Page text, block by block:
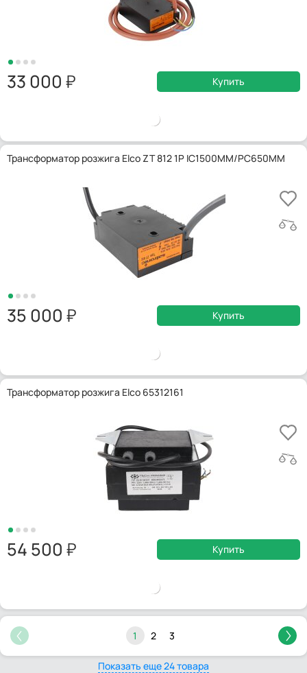
33 000 Купить
Трансформатор розжига Elco ZT 812 1P IC1500MM/PC650MM
35 000 Купить
Трансформатор розжига Elco 65312161
54 500 Купить
1 2 3
Показать еще 24 товара